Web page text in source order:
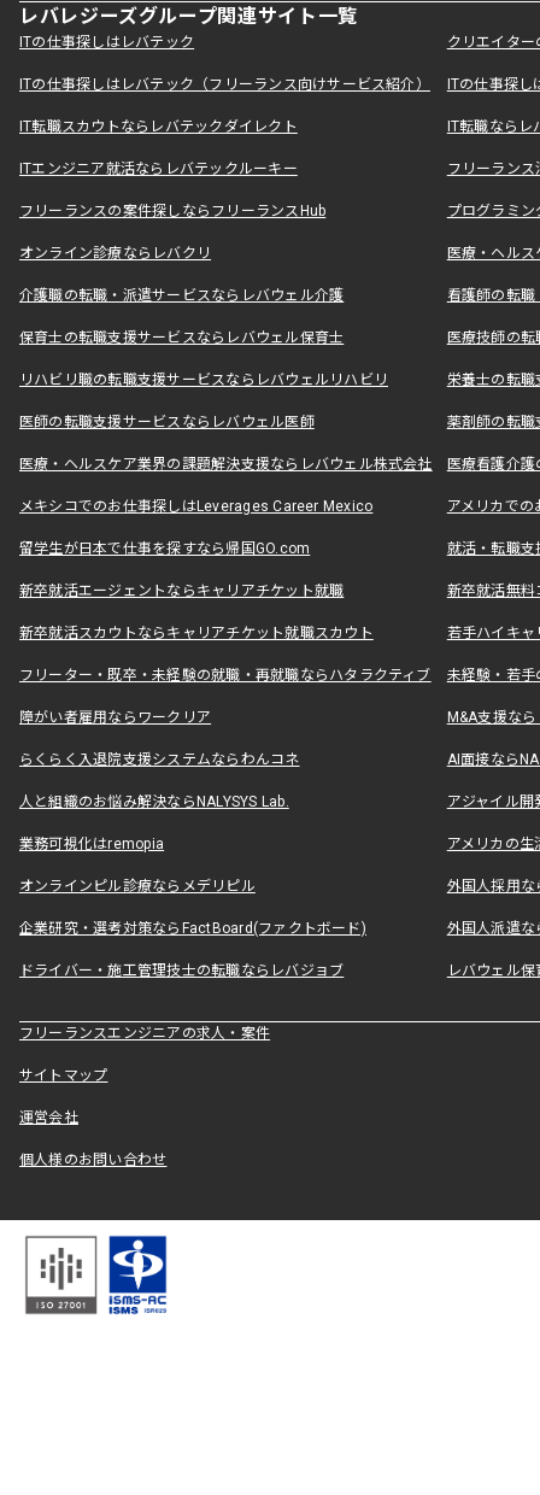
レバレジーズグループ関連サイト一覧
ITの仕事探しはレバテック クリエイタ
ITの仕事探しはレバテック（フリーランス向けサービス紹介） ITの仕事探
IT転職スカウトならレバテックダイレクト IT転職なら
ITエンジニア就活ならレバテックルーキー フリーラン
フリーランスの案件探しならフリーランスHub プログラミ
オンライン診療ならレバクリ 医療・ヘル
介護職の転職・派遣サービスならレバウェル介護 看護師の転
保育士の転職支援サービスならレバウェル保育士 医療技師の
リハビリ職の転職支援サービスならレバウェルリハビリ 栄養士の転
医師の転職支援サービスならレバウェル医師 薬剤師の転
医療・ヘルスケア業界の課題解決支援ならレバウェル株式会社 医療看護介
メキシコでのお仕事探しはLeverages Career Mexico アメリカで
留学生が日本で仕事を探すなら帰国GO.com 就活・転職
新卒就活エージェントならキャリアチケット就職 新卒就活無料
新卒就活スカウトならキャリアチケット就職スカウト 若手ハイキ
フリーター・既卒・未経験の就職・再就職ならハタラクティブ 未経験・若手
障がい者雇用ならワークリア M&A支援な
らくらく入退院支援システムならわんコネ AI面接なら
人と組織のお悩み解決ならNALYSYS Lab. アジャイル
業務可視化はremopia アメリカの
オンラインピル診療ならメデリピル 外国人採用
企業研究・選考対策ならFactBoard(ファクトボード) 外国人派遣な
ドライバー・施工管理技士の転職ならレバジョブ レバウェル
フリーランスエンジニアの求人・案件
サイトマップ
運営会社
個人様のお問い合わせ